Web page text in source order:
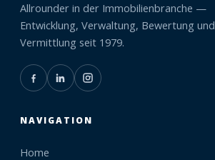
Allrounder in der Immobilienbranche —
Entwicklung, Verwaltung, Bewertung und
Vermittlung seit 1979.
NAVIGATION
Home